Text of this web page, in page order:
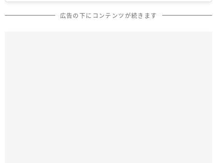
広告の下にコンテンツが続きます